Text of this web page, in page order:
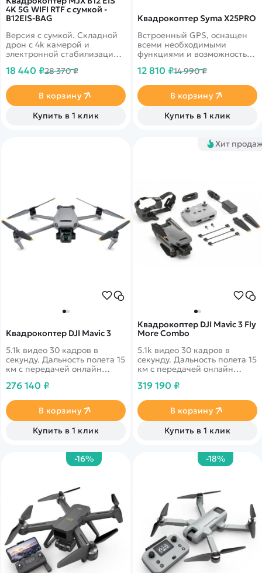
4K 5G WIFI RTF с сумкой -
B12EIS-BAG
Версия с сумкой. Складной
дрон с 4k камерой и
электронной стабилизацией
минут. Дальность более 700
40 км/ч!
18 440 ₽28 370 ₽
В корзину
Купить в 1 клик
Квадрокоптер Syma X25PRO
Встроенный GPS, оснащен
всеми необходимыми
функциями и возможностью
высшего пилотажа.
12 810 ₽14 990 ₽
В корзину
Купить в 1 клик
Квадрокоптер DJI Mavic 3
5.1k видео 30 кадров в
секунду. Дальность полета 15
км с передачей онлайн
полете. Датчики облета
направлениям
276 140 ₽
В корзину
Купить в 1 клик
Хит
Квадрокоптер DJI Mavic 3 Fly
More Combo
5.1k видео 30 кадров в
секунду. Дальность полета 15
км с передачей онлайн
полете. Датчики облета
направлениям
319 190 ₽
В корзину
Купить в 1 клик
-16% -18%